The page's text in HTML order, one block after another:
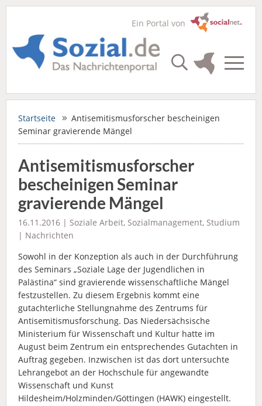
Ein Portal von
Startseite
Antisemitismusforscher bescheinigen
Seminar gravierende Mängel
Antisemitismusforscher
bescheinigen Seminar
gravierende Mängel
16.11.2016 | Soziale Arbeit, Sozialmanagement, Studium
| Nachrichten
Sowohl in der Konzeption als auch in der Durchführung
des Seminars „Soziale Lage der Jugendlichen in
Palästina“ sind gravierende wissenschaftliche Mängel
festzustellen. Zu diesem Ergebnis kommt eine
gutachterliche Stellungnahme des Zentrums für
Antisemitismusforschung. Das Niedersächsische
Ministerium für Wissenschaft und Kultur hatte im
August beim Zentrum ein entsprechendes Gutachten in
Auftrag gegeben. Inzwischen ist das dort untersuchte
Lehrangebot an der Hochschule für angewandte
Wissenschaft und Kunst
Hildesheim/Holzminden/Göttingen (HAWK) eingestellt.